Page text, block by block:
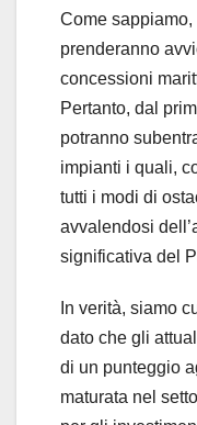
Come
prenderanno
concessioni
Pertanto, dal
potranno
impianti i quali,
tutti i modi di
avvalendosi
significativa del
In verità, siamo
dato che gli
di un punteggio
maturata nel